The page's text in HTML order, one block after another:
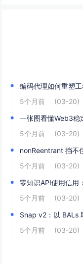
编码代理如何重塑
5个月前
(03-20)
一张图看懂Web3稳
5个月前
(03-20)
nonReentrant 挡不
5个月前
(03-20)
零知识API使用信用
5个月前
(03-20)
Snap v2：以 BALs
5个月前
(03-20)